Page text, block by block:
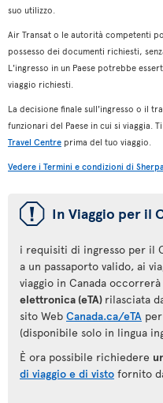
suo utilizzo.
Air Transat o le autorità competenti
possesso dei documenti richiesti,
L'ingresso in un Paese potrebbe
viaggio richiesti.
La decisione finale sull'ingresso o il
funzionari del Paese in cui si viaggia.
Travel Centre prima del tuo viaggio.
Vedere i Termini e condizioni di Sherpa
ü In Viaggio per il
i requisiti di ingresso per il
a un passaporto valido, ai
viaggio in Canada occorrerà
elettronica (eTA) rilasciata
sito Web Canada.ca/eTA
(disponibile solo in lingua
È ora possibile richiedere
di viaggio e di visto fornito